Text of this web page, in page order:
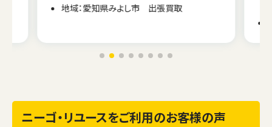
地域：愛知県みよし市 出張買取
ニーゴ・リユースをご利用のお客様の声